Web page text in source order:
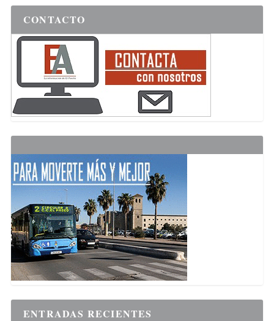
CONTACTO
ENTRADAS RECIENTES